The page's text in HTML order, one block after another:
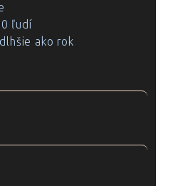
ľudí
ako rok